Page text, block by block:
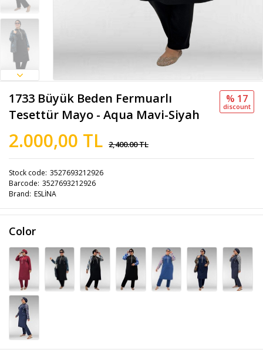
1733 Büyük Beden Fermuarlı
Tesettür Mayo - Aqua Mavi-Siyah
2.000,00 TL 2,400.00 TL
% 17
discount
Stock code 3527693212926
Barcode 3527693212926
Brand ESLİNA
Color